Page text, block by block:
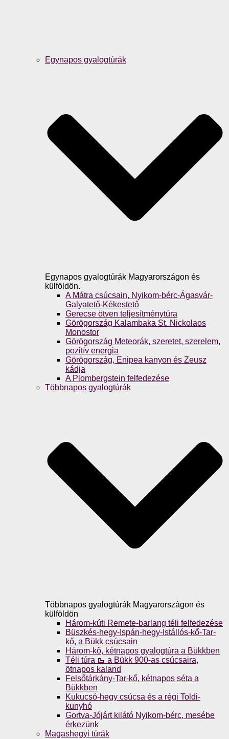
Egynapos gyalogtúrák
Egynapos gyalogtúrák Magyarországon és
külföldön.
A Mátra csúcsain, Nyikom-bérc-Ágasvár-
Galyatető-Kékestető
Gerecse ötven teljesítménytúra
Görögország Kalambaka St. Nickolaos
Monostor
Görögország Meteorák, szeretet, szerelem,
pozitív energia
Görögország, Enipea kanyon és Zeusz
kádja
A Plombergstein felfedezése
Többnapos gyalogtúrák
Többnapos gyalogtúrák Magyarországon és
külföldön
Három-kúti Remete-barlang téli felfedezése
Büszkés-hegy-Ispán-hegy-Istállós-kő-Tar-
kő, a Bükk csúcsain
Három-kő, kétnapos gyalogtúra a Bükkben
Téli túra 🥾 a Bükk 900-as csúcsaira,
ötnapos kaland
Felsőtárkány-Tar-kő, kétnapos séta a
Bükkben
Kukucsó-hegy csúcsa és a régi Toldi-
kunyhó
Gortva-Jójárt kilátó Nyikom-bérc, mesébe
érkezünk
Magashegyi túrák